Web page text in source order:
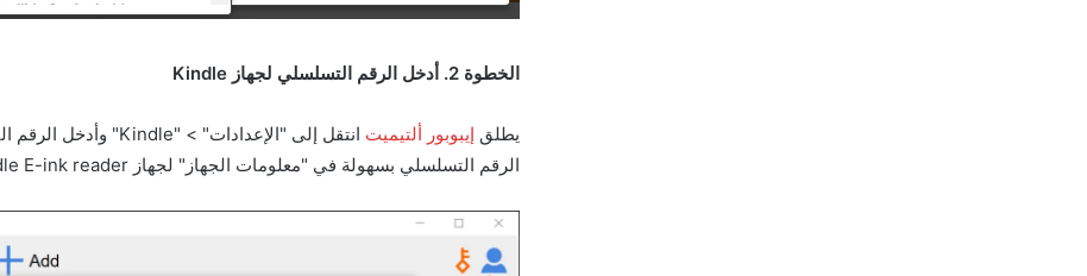
الخطوة 2. أدخل الرقم التسلسلي لجهاز Kindle
يطلق إيبوبور ألتيميت
الرقم التسلسلي بسهولة في "معلومات الجهاز" لجهاز Kindle E-ink reader.